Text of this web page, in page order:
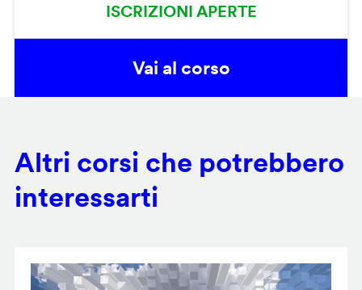
ISCRIZIONI APERTE
Vai al corso
Altri corsi che potrebbero
interessarti